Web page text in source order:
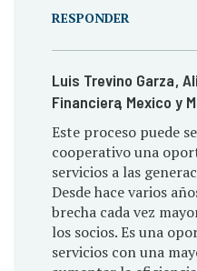
RESPONDER
Luis Trevino Garza,
Financiera, Mexico y
Este proceso puede
cooperativo una
servicios a las
Desde hace varios
brecha cada vez
los socios. Es una
servicios con una